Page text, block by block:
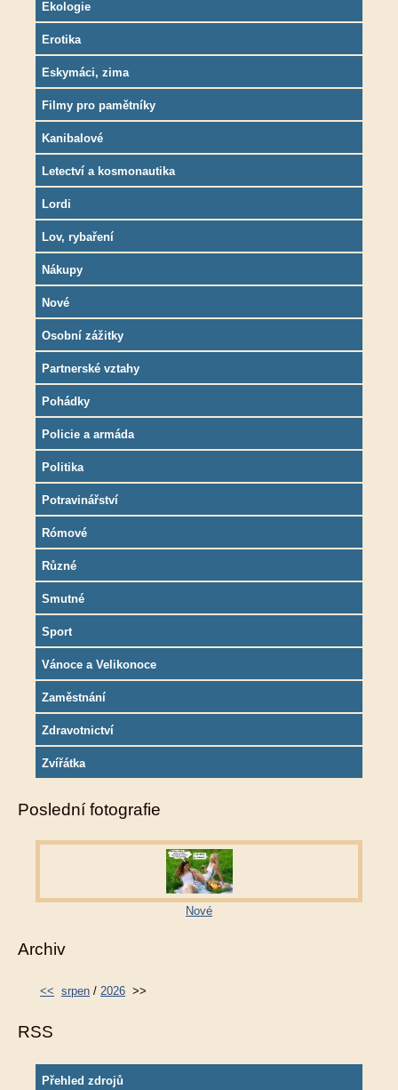
Ekologie
Erotika
Eskymáci, zima
Filmy pro pamětníky
Kanibalové
Letectví a kosmonautika
Lordi
Lov, rybaření
Nákupy
Nové
Osobní zážitky
Partnerské vztahy
Pohádky
Policie a armáda
Politika
Potravinářství
Rómové
Různé
Smutné
Sport
Vánoce a Velikonoce
Zaměstnání
Zdravotnictví
Zvířátka
Poslední fotografie
Nové
Archiv
<< srpen / 2026 >>
RSS
Přehled zdrojů